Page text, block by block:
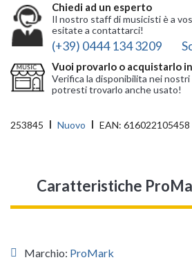
Chiedi ad un esperto
Il nostro staff di musicisti è a
esitate a contattarci!
(+39) 0444 134 3209
Vuoi provarlo o acquistarlo
Verifica la disponibilita nei nostri
potresti trovarlo anche usato!
253845 Nuovo EAN: 616022105458
Caratteristiche
Marchio: ProMark